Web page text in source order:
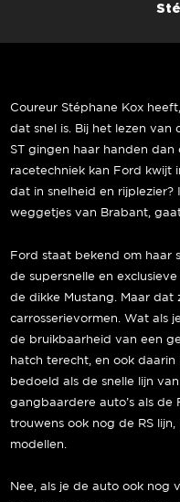
Coureur Stéphane Kox
dat snel is. Bij het lezen van
ST gingen haar handen dan
racetechniek kan Ford kwijt
dat in snelheid en rijplezier?
weggetjes van Brabant,
Ford staat bekend om haar
de supersnelle en
de dikke Mustang. Maar dat
carrosserievormen. Wat als
de bruikbaarheid van een
hatch terecht, en ook daarin
bedoeld als de snelle lijn
gangbaardere auto’s als de
trouwens ook nog de RS
modellen.
Nee, als je de auto ook nog